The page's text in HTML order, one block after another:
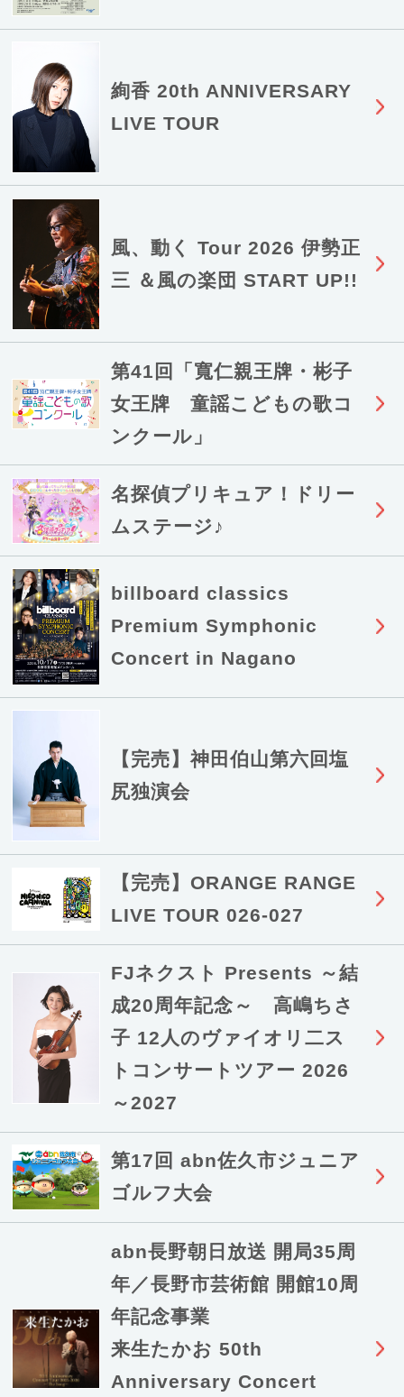
絢香 20th ANNIVERSARY
LIVE TOUR
風、動く Tour 2026 伊勢正
三 ＆風の楽団 START UP!!
第41回「寬仁親王牌・彬子
女王牌 童謡こどもの歌コ
ンクール」
名探偵プリキュア！ドリー
ムステージ♪
billboard classics
Premium Symphonic
Concert in Nagano
【完売】神田伯山第六回塩
尻独演会
【完売】ORANGE RANGE
LIVE TOUR 026-027
FJネクスト Presents ～結
成20周年記念～ 高嶋ちさ
子 12人のヴァイオリ二ス
トコンサートツアー 2026
～2027
第17回 abn佐久市ジュニア
ゴルフ大会
abn長野朝日放送 開局35周
年／長野市芸術館 開館10周
年記念事業
来生たかお 50th
Anniversary Concert